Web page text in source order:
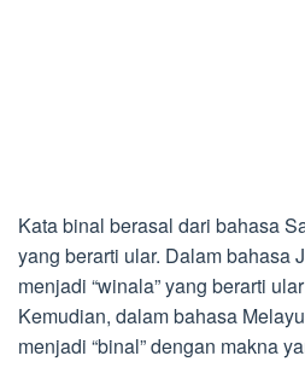
Kata binal berasal dari bahasa
yang berarti ular. Dalam bahasa
menjadi “winala” yang berarti
Kemudian, dalam bahasa
menjadi “binal” dengan makna